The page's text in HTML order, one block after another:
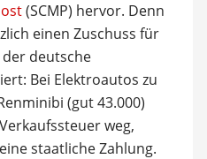
(SCMP) hervor. Denn
einen Zuschuss für
deutsche
Bei Elektroautos zu
(gut 43.000)
weg,
staatliche Zahlung.